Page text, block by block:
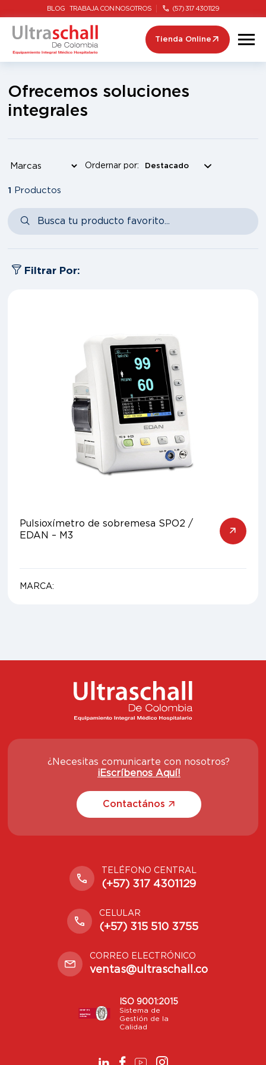
BLOG TRABAJA CON NOSOTROS (57) 317 4301129
Tienda Online
Ofrecemos soluciones
integrales
Ordernar por:
1 Productos
Filtrar Por:
Pulsioxímetro de sobremesa SPO2 /
EDAN – M3
MARCA:
¿Necesitas comunicarte con nosotros?
¡Escríbenos Aquí!
Contactános
TELÉFONO CENTRAL
(+57) 317 4301129
CELULAR
(+57) 315 510 3755
CORREO ELECTRÓNICO
ventas@ultraschall.co
ISO 9001:2015
Sistema de
Gestión de la
Calidad